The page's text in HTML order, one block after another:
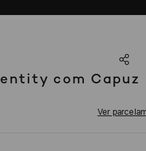
com Capuz
Ver